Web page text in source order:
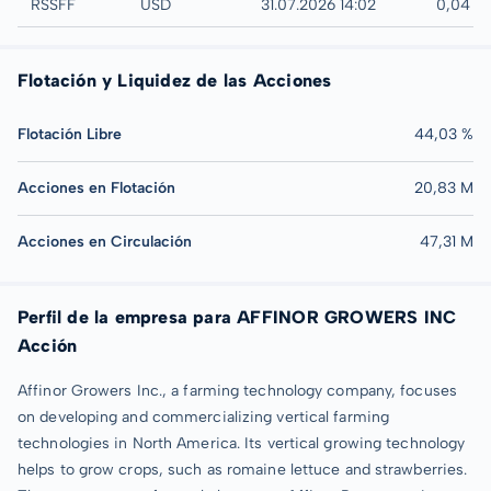
UTC
RSSFF USD 31.07.2026 14:02 0,04
Flotación y Liquidez de las Acciones
Flotación Libre 44,03 %
Acciones en Flotación 20,83 M
Acciones en Circulación 47,31 M
Perfil de la empresa para AFFINOR GROWERS INC
Acción
Affinor Growers Inc., a farming technology company, focuses
on developing and commercializing vertical farming
technologies in North America. Its vertical growing technology
helps to grow crops, such as romaine lettuce and strawberries.